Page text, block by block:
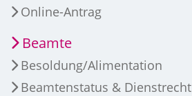
Online-Antrag
Beamte
Besoldung/Alimentation
Beamtenstatus & Dienstrecht